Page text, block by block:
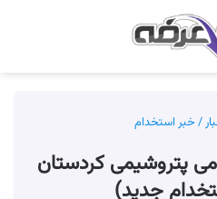
/ خبر استخدام
پتروشیمی کردستان